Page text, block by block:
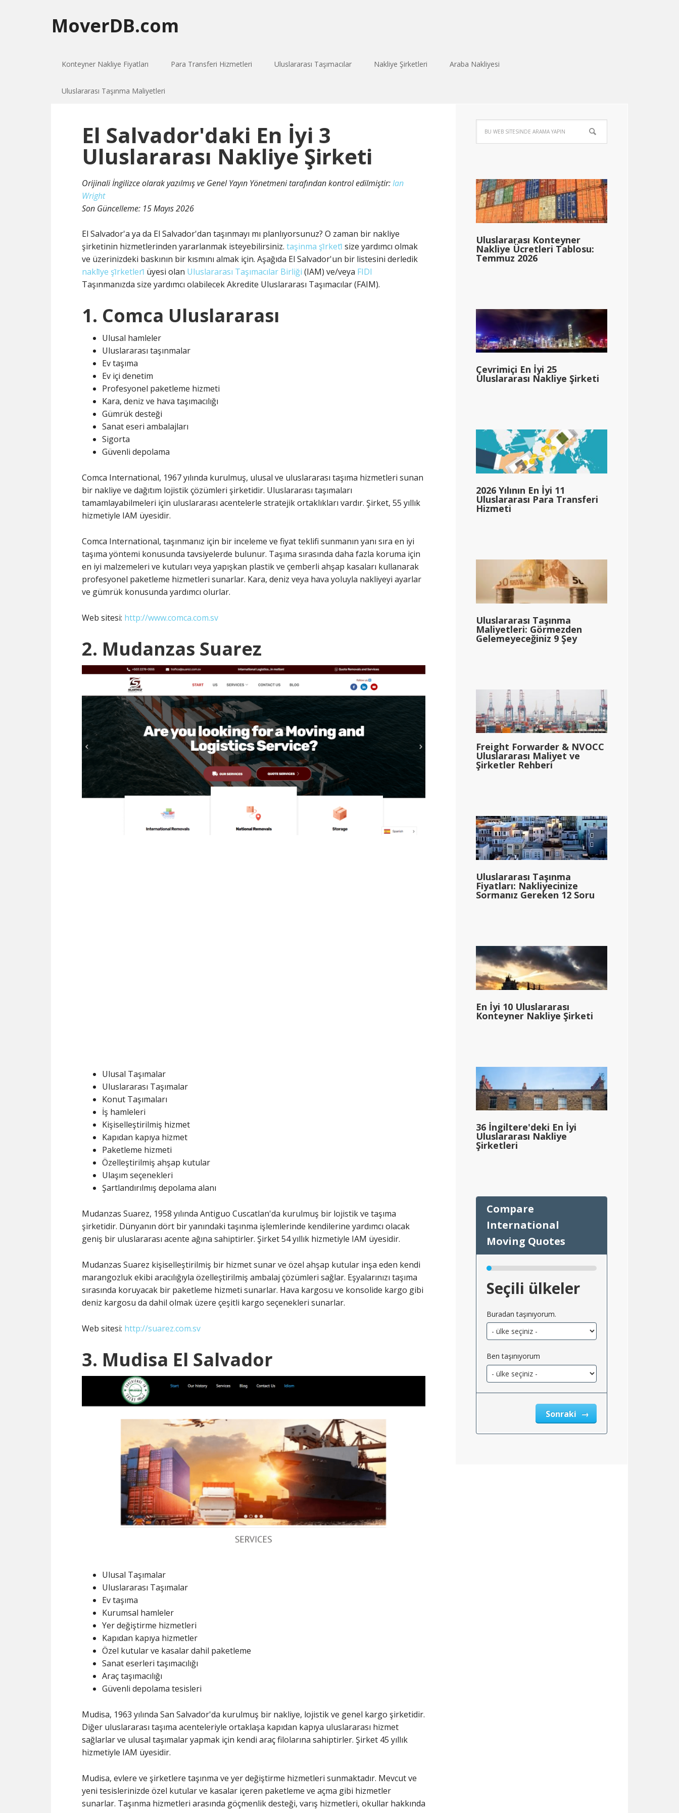
MoverDB.com
Konteyner Nakliye Fiyatları Para Transferi Hizmetleri Uluslararası Taşımacılar Nakliye Şirketleri Araba Nakliyesi
Uluslararası Taşınma Maliyetleri
El Salvador'daki En İyi 3
Uluslararası Nakliye Şirketi
Orijinali İngilizce olarak yazılmış ve Genel Yayın Yönetmeni tarafından kontrol edilmiştir:Ian
Wright
Son Güncelleme: 15 Mayıs 2026
El Salvador'a ya da El Salvador'dan taşınmayı mı planlıyorsunuz? O zaman bir nakliye
şirketinin hizmetlerinden yararlanmak isteyebilirsiniz. taşinma şi̇rketi̇ size yardımcı olmak
ve üzerinizdeki baskının bir kısmını almak için. Aşağıda El Salvador'un bir listesini derledik
nakli̇ye şi̇rketleri̇ üyesi olan Uluslararası Taşımacılar Birliği (IAM) ve/veya FIDI
Taşınmanızda size yardımcı olabilecek Akredite Uluslararası Taşımacılar (FAIM).
1. Comca Uluslararası
Ulusal hamleler
Uluslararası taşınmalar
Ev taşıma
Ev içi denetim
Profesyonel paketleme hizmeti
Kara, deniz ve hava taşımacılığı
Gümrük desteği
Sanat eseri ambalajları
Sigorta
Güvenli depolama
Comca International, 1967 yılında kurulmuş, ulusal ve uluslararası taşıma hizmetleri sunan
bir nakliye ve dağıtım lojistik çözümleri şirketidir. Uluslararası taşımaları
tamamlayabilmeleri için uluslararası acentelerle stratejik ortaklıkları vardır. Şirket, 55 yıllık
hizmetiyle IAM üyesidir.
Comca International, taşınmanız için bir inceleme ve fiyat teklifi sunmanın yanı sıra en iyi
taşıma yöntemi konusunda tavsiyelerde bulunur. Taşıma sırasında daha fazla koruma için
en iyi malzemeleri ve kutuları veya yapışkan plastik ve çemberli ahşap kasaları kullanarak
profesyonel paketleme hizmetleri sunarlar. Kara, deniz veya hava yoluyla nakliyeyi ayarlar
ve gümrük konusunda yardımcı olurlar.
Web sitesi: http://www.comca.com.sv
2. Mudanzas Suarez
Ulusal Taşımalar
Uluslararası Taşımalar
Konut Taşımaları
İş hamleleri
Kişiselleştirilmiş hizmet
Kapıdan kapıya hizmet
Paketleme hizmeti
Özelleştirilmiş ahşap kutular
Ulaşım seçenekleri
Şartlandırılmış depolama alanı
Mudanzas Suarez, 1958 yılında Antiguo Cuscatlan'da kurulmuş bir lojistik ve taşıma
şirketidir. Dünyanın dört bir yanındaki taşınma işlemlerinde kendilerine yardımcı olacak
geniş bir uluslararası acente ağına sahiptirler. Şirket 54 yıllık hizmetiyle IAM üyesidir.
Mudanzas Suarez kişiselleştirilmiş bir hizmet sunar ve özel ahşap kutular inşa eden kendi
marangozluk ekibi aracılığıyla özelleştirilmiş ambalaj çözümleri sağlar. Eşyalarınızı taşıma
sırasında koruyacak bir paketleme hizmeti sunarlar. Hava kargosu ve konsolide kargo gibi
deniz kargosu da dahil olmak üzere çeşitli kargo seçenekleri sunarlar.
Web sitesi: http://suarez.com.sv
3. Mudisa El Salvador
Ulusal Taşımalar
Uluslararası Taşımalar
Ev taşıma
Kurumsal hamleler
Yer değiştirme hizmetleri
Kapıdan kapıya hizmetler
Özel kutular ve kasalar dahil paketleme
Sanat eserleri taşımacılığı
Araç taşımacılığı
Güvenli depolama tesisleri
Mudisa, 1963 yılında San Salvador'da kurulmuş bir nakliye, lojistik ve genel kargo şirketidir.
Diğer uluslararası taşıma acenteleriyle ortaklaşa kapıdan kapıya uluslararası hizmet
sağlarlar ve ulusal taşımalar yapmak için kendi araç filolarına sahiptirler. Şirket 45 yıllık
hizmetiyle IAM üyesidir.
Mudisa, evlere ve şirketlere taşınma ve yer değiştirme hizmetleri sunmaktadır. Mevcut ve
yeni tesislerinizde özel kutular ve kasalar içeren paketleme ve açma gibi hizmetler
sunarlar. Taşınma hizmetleri arasında göçmenlik desteği, varış hizmetleri, okullar hakkında
Uluslararası Konteyner
Nakliye Ücretleri Tablosu:
Temmuz 2026
Çevrimiçi En İyi 25
Uluslararası Nakliye Şirketi
2026 Yılının En İyi 11
Uluslararası Para Transferi
Hizmeti
Uluslararası Taşınma
Maliyetleri: Görmezden
Gelemeyeceğiniz 9 Şey
Freight Forwarder & NVOCC
Uluslararası Maliyet ve
Şirketler Rehberi
Uluslararası Taşınma
Fiyatları: Nakliyecinize
Sormanız Gereken 12 Soru
En İyi 10 Uluslararası
Konteyner Nakliye Şirketi
36 İngiltere'deki En İyi
Uluslararası Nakliye
Şirketleri
Seçili ülkeler
Buradan taşınıyorum.
Ben taşınıyorum
Sonraki